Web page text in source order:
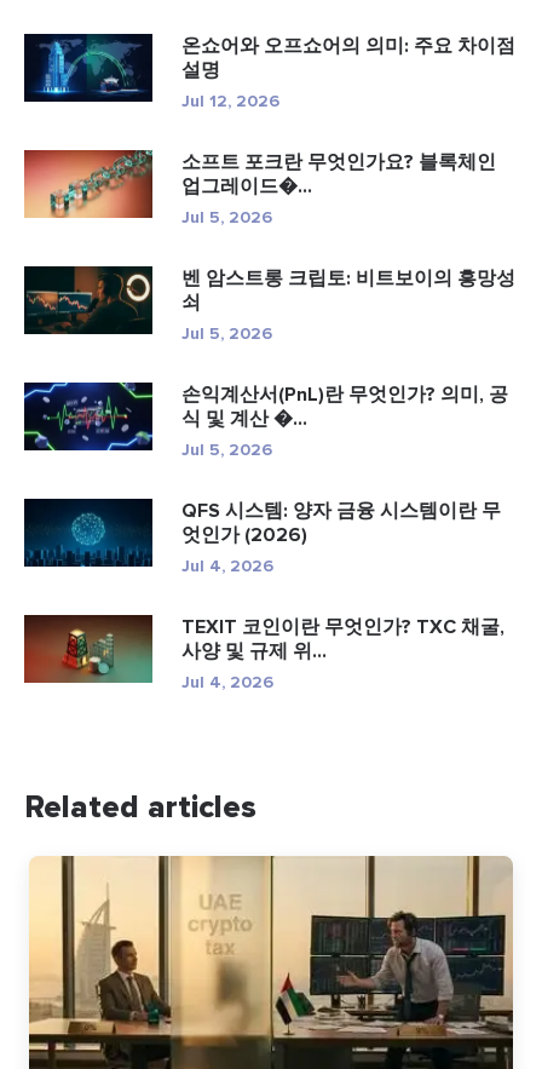
온쇼어와 오프쇼어의 의미: 주요 차이점
설명
Jul 12, 2026
소프트 포크란 무엇인가요? 블록체인
업그레이드�...
Jul 5, 2026
벤 암스트롱 크립토: 비트보이의 흥망성
쇠
Jul 5, 2026
손익계산서(PnL)란 무엇인가? 의미, 공
식 및 계산 �...
Jul 5, 2026
QFS 시스템: 양자 금융 시스템이란 무
엇인가 (2026)
Jul 4, 2026
TEXIT 코인이란 무엇인가? TXC 채굴,
사양 및 규제 위...
Jul 4, 2026
Related articles